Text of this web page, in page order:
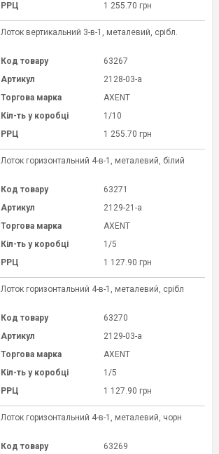
РРЦ
1 255.70 грн
Лоток вертикальний 3-в-1, металевий, срібл.
Код товару
63267
Артикул
2128-03-a
Торгова марка
AXENT
Кіл-ть у коробці
1/10
РРЦ
1 255.70 грн
Лоток горизонтальний 4-в-1, металевий, білий
Код товару
63271
Артикул
2129-21-a
Торгова марка
AXENT
Кіл-ть у коробці
1/5
РРЦ
1 127.90 грн
Лоток горизонтальний 4-в-1, металевий, срібл
Код товару
63270
Артикул
2129-03-a
Торгова марка
AXENT
Кіл-ть у коробці
1/5
РРЦ
1 127.90 грн
Лоток горизонтальний 4-в-1, металевий, чорн
Код товару 63269